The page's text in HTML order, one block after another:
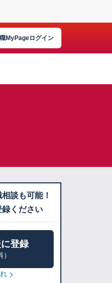
MyPageログイン
談も可能！
録ください
登録
）